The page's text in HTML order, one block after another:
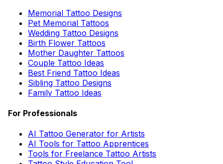
Memorial Tattoo Designs
Pet Memorial Tattoos
Wedding Tattoo Designs
Birth Flower Tattoos
Mother Daughter Tattoos
Couple Tattoo Ideas
Best Friend Tattoo Ideas
Sibling Tattoo Designs
Family Tattoo Ideas
For Professionals
AI Tattoo Generator for Artists
AI Tools for Tattoo Apprentices
Tools for Freelance Tattoo Artists